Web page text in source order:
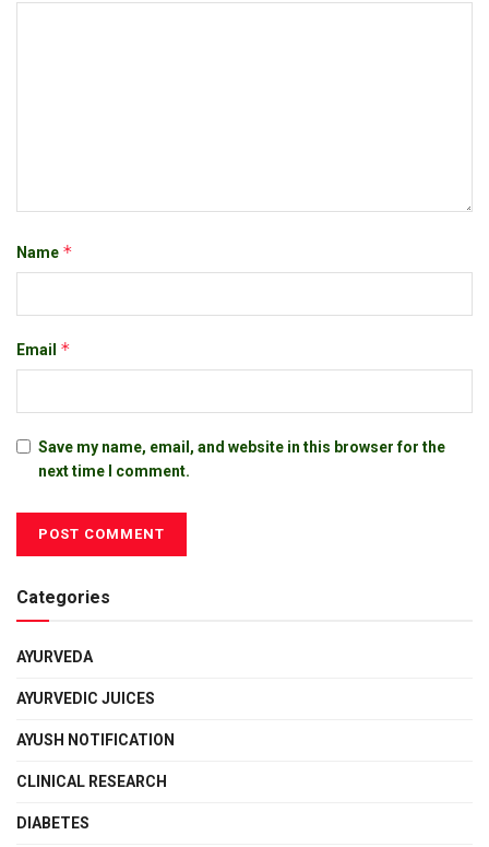
Name *
Email *
Save my name, email, and website in this browser for the
next time I comment.
Categories
AYURVEDA
AYURVEDIC JUICES
AYUSH NOTIFICATION
CLINICAL RESEARCH
DIABETES